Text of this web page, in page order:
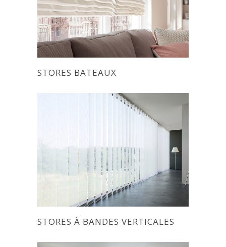
STORES BATEAUX
STORES À BANDES VERTICALES